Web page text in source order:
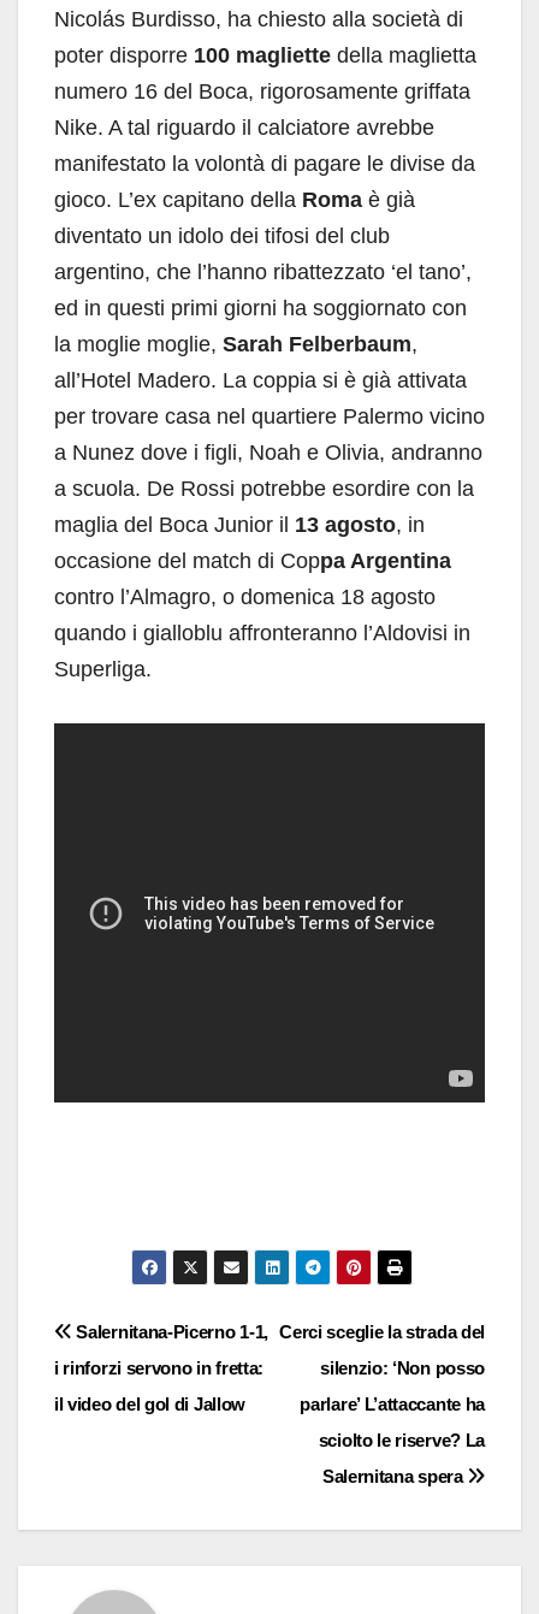
Nicolás Burdisso, ha chiesto alla società di
poter disporre 100 magliette della maglietta
numero 16 del Boca, rigorosamente griffata
Nike. A tal riguardo il calciatore avrebbe
manifestato la volontà di pagare le divise da
gioco. L’ex capitano della Roma è già
diventato un idolo dei tifosi del club
argentino, che l’hanno ribattezzato ‘el tano’,
ed in questi primi giorni ha soggiornato con
la moglie moglie, Sarah Felberbaum,
all’Hotel Madero. La coppia si è già attivata
per trovare casa nel quartiere Palermo vicino
a Nunez dove i figli, Noah e Olivia, andranno
a scuola. De Rossi potrebbe esordire con la
maglia del Boca Junior il 13 agosto, in
occasione del match di Coppa Argentina
contro l’Almagro, o domenica 18 agosto
quando i gialloblu affronteranno l’Aldovisi in
Superliga.
Navigazione
articoli
Cerci sceglie la strada del
silenzio: ‘Non posso
parlare’ L’attaccante ha
sciolto le riserve? La
Salernitana spera
Salernitana-Picerno 1-1,
i rinforzi servono in fretta:
il video del gol di Jallow